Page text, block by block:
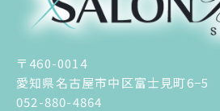
〒460-0014
愛知県名古屋市中区富士見町6−5
052-880-4864